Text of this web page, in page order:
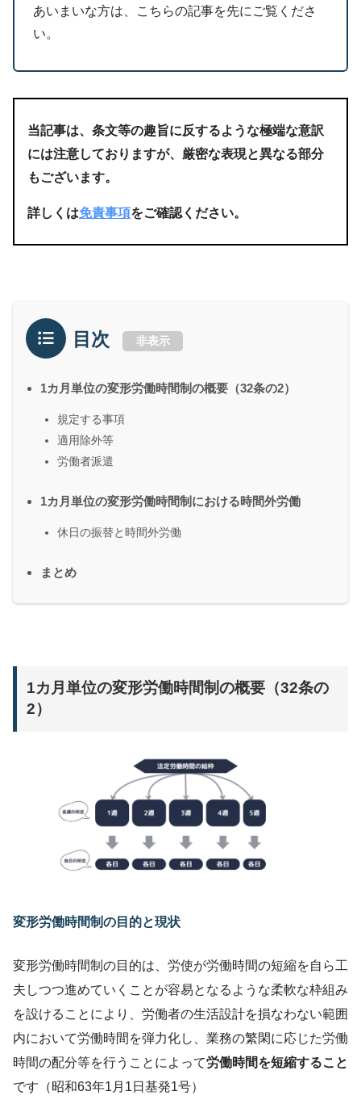
あいまいな方は、こちらの記事を先にご覧くださ
い。
当記事は、条文等の趣旨に反するような極端な意訳
には注意しておりますが、厳密な表現と異なる部分
もございます。
詳しくは免責事項をご確認ください。
目次 非表示
1カ月単位の変形労働時間制の概要（32条の2）
規定する事項
適用除外等
労働者派遣
1カ月単位の変形労働時間制における時間外労働
休日の振替と時間外労働
まとめ
1カ月単位の変形労働時間制の概要（32条の
2）
変形労働時間制の目的と現状
変形労働時間制の目的は、労使が労働時間の短縮を自ら工
夫しつつ進めていくことが容易となるような柔軟な枠組み
を設けることにより、労働者の生活設計を損なわない範囲
内において労働時間を弾力化し、業務の繁閑に応じた労働
時間の配分等を行うことによって労働時間を短縮すること
です（昭和63年1月1日基発1号）